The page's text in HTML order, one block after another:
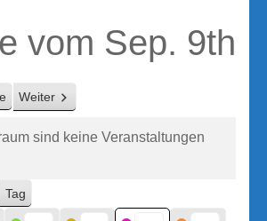
vom Sep. 9th
Weiter
sind keine Veranstaltungen
Tag